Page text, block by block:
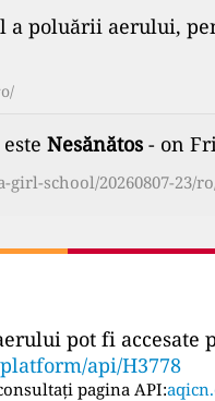
a poluării aerului,
Nesănătos - on
school/20260807-23/
pot fi accesate
api/H3778
pagina API: